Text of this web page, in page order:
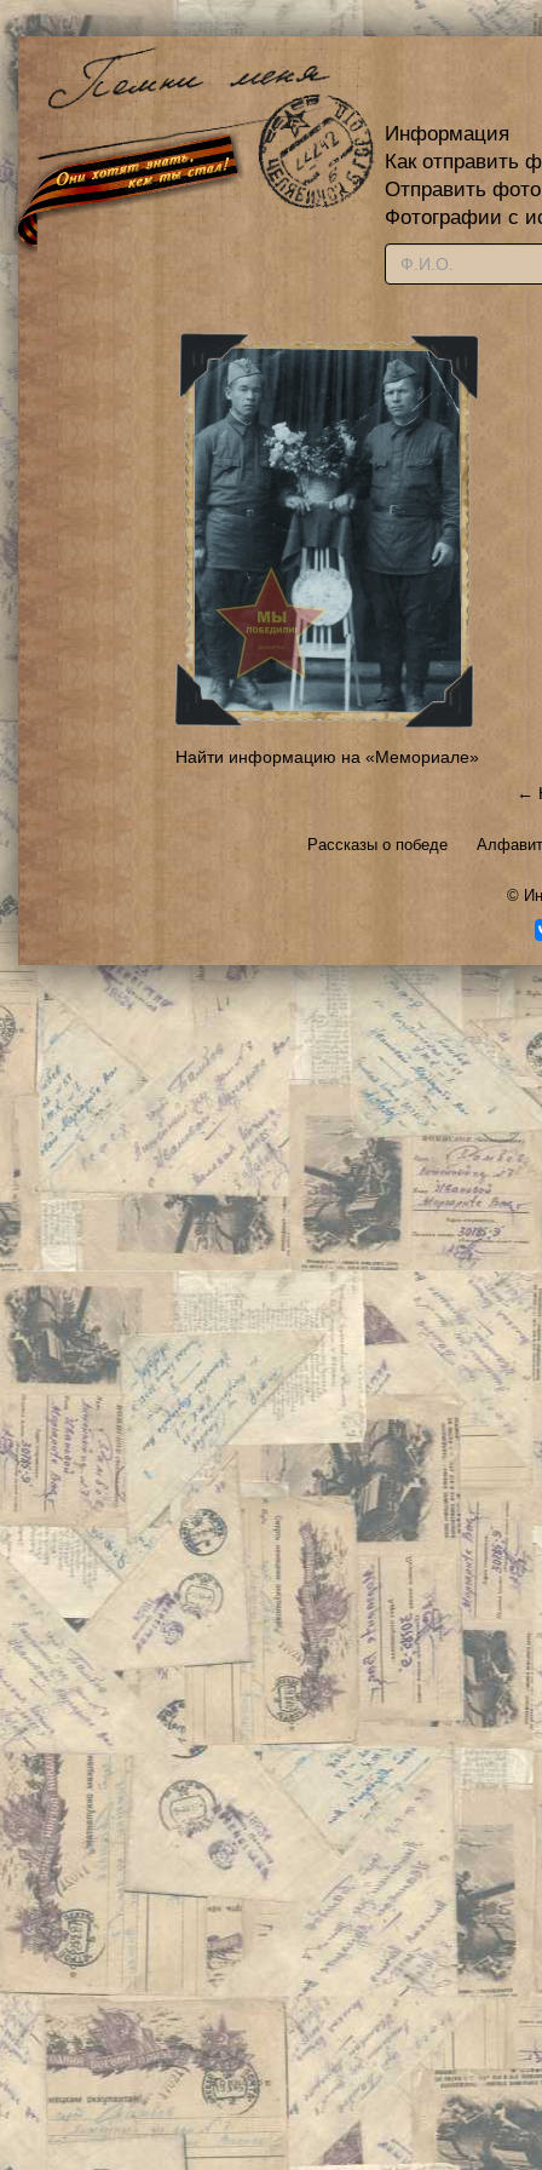
Информация
Как отправить
Отправить
Фотографии с
Найти информацию на «Мемориале»
←
Рассказы о победе
©